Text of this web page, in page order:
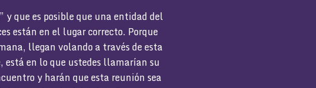
y que es posible que una entidad del
están en el lugar correcto. Porque
llegan volando a través de esta
en lo que ustedes llamarían su
y harán que esta reunión sea